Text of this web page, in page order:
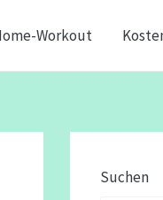
Workout
Suchen